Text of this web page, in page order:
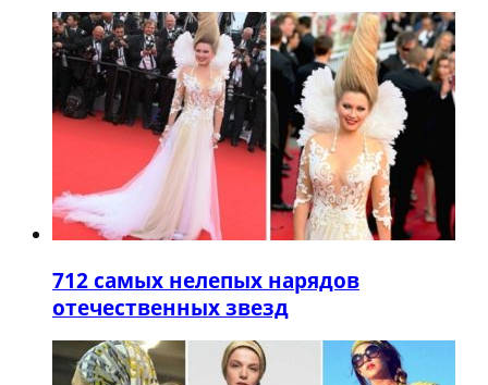
712 самых нелепых нарядов
отечественных звезд